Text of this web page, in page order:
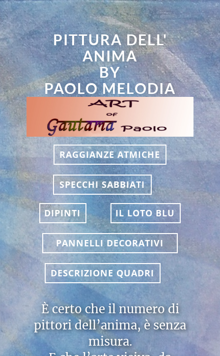
PITTURA DELL'
ANIMA
BY
PAOLO MELODIA
RAGGIANZE ATMICHE
SPECCHI SABBIATI
DIPINTI
PANNELLI DECORATIVI
IL LOTO BLU
DESCRIZIONE QUADRI
È certo che il numero di
pittori dell’anima, è senza
misura.